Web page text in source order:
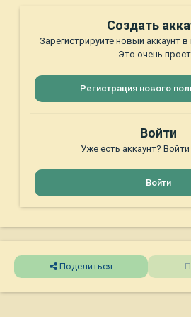
Создать
Зарегистрируйте новый аккаунт
Это очень
Регистрация нового
Войти
Уже есть аккаунт?
Войти
Поделиться